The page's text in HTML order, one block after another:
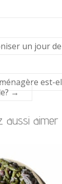
un jour
est-
→
aussi aimer